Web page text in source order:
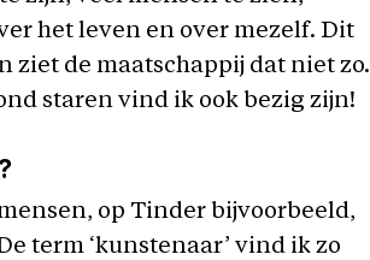
het leven en over mezelf. Dit
de maatschappij dat niet zo.
staren vind ik ook bezig zijn!
op Tinder bijvoorbeeld,
term ‘kunstenaar’ vind ik zo